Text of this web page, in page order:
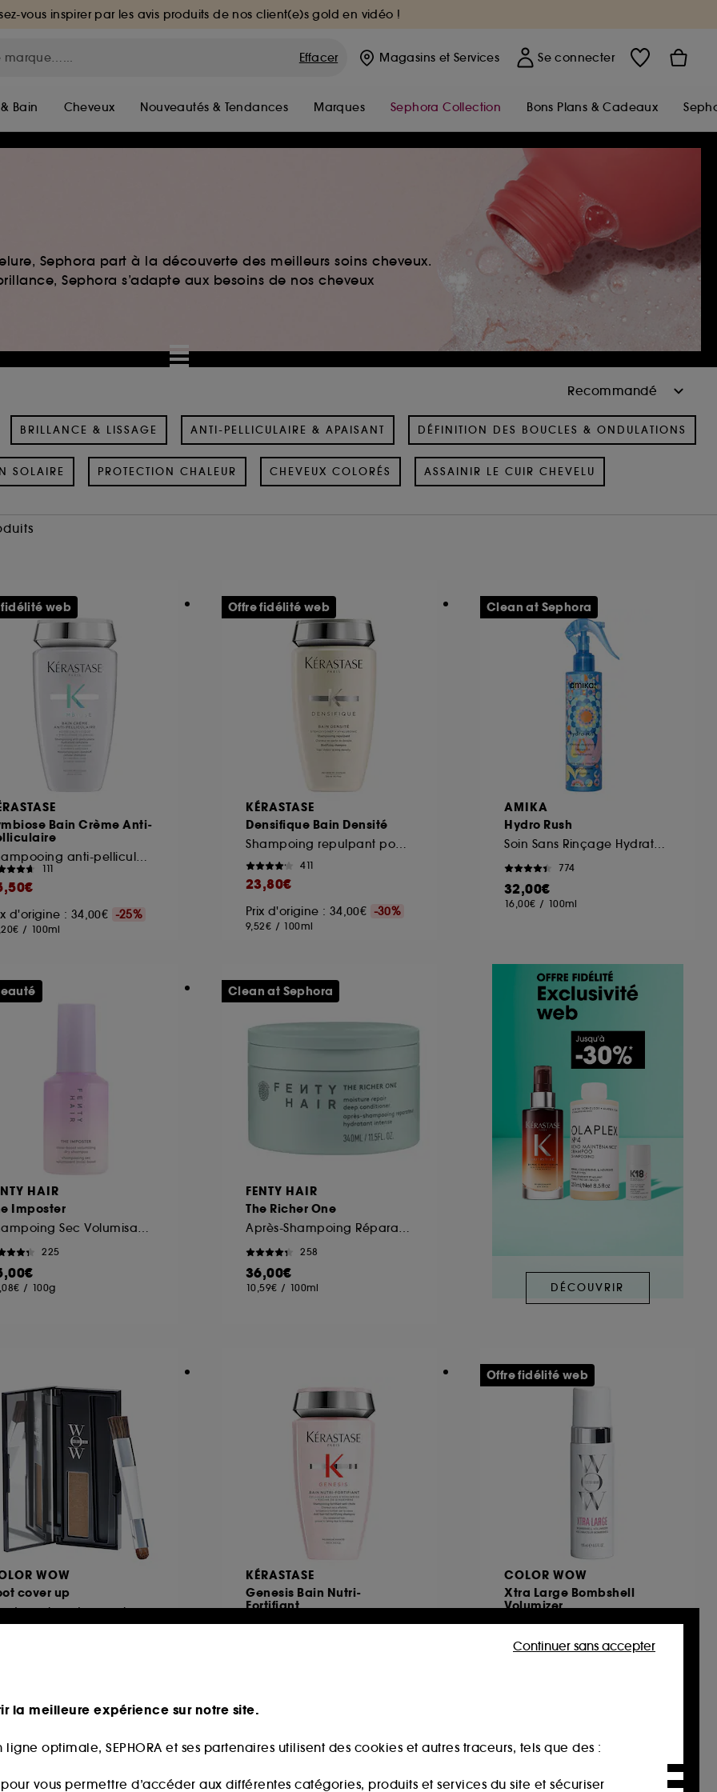
vous inspirer par les avis produits de nos client(e)s gold en vidéo !
Effacer Magasins et Services Se connecter
Bain Cheveux Nouveautés & Tendances Marques Sephora Collection Bons Plans & Cadeaux
Sephora part à la découverte des meilleurs soins cheveux.
Sephora s’adapte aux besoins de nos cheveux
BRILLANCE & LISSAGE ANTI-PELLICULAIRE & APAISANT DÉFINITION DES BOUCLES & ONDULATIONS
SOLAIRE PROTECTION CHALEUR CHEVEUX COLORÉS ASSAINIR LE CUIR CHEVELU
Bain Crème Anti-
111
d'origine : 34,00€ -25%
/ 100ml
fidélité web
KÉRASTASE
Densifique Bain Densité
411
23,80€
Prix d'origine : 34,00€ -30%
9,52€ / 100ml
Offre fidélité web
AMIKA
Hydro Rush
774
32,00€
16,00€ / 100ml
Clean at Sephora
HAIR
Imposter
225
/ 100g
FENTY HAIR
The Richer One
258
36,00€
10,59€ / 100ml
Clean at Sephora
DÉCOUVRIR
WOW
cover up
Poudre colorante pour les racines
KÉRASTASE
Genesis Bain Nutri-
Fortifiant
Shampoing anti-chute nutritif et fortifiant
COLOR WOW
Xtra Large Bombshell
Volumizer
Mousse Cheveux Volumisante
24,75€
Offre fidélité web
fidélité web
la meilleure expérience sur notre site.
optimale, SEPHORA et ses partenaires utilisent des cookies et autres traceurs, tels que des :
pour vous permettre d’accéder aux différentes catégories, produits et services du site et sécuriser
Continuer sans accepter